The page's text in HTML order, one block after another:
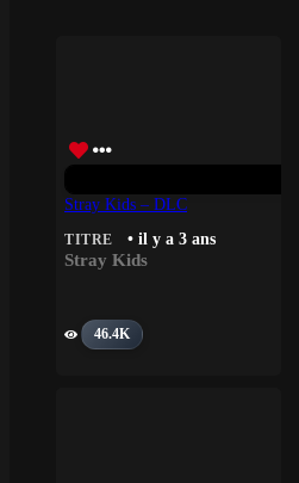
Stray Kids – DLC
TITRE • il y a 3 ans
Stray Kids
46.4K